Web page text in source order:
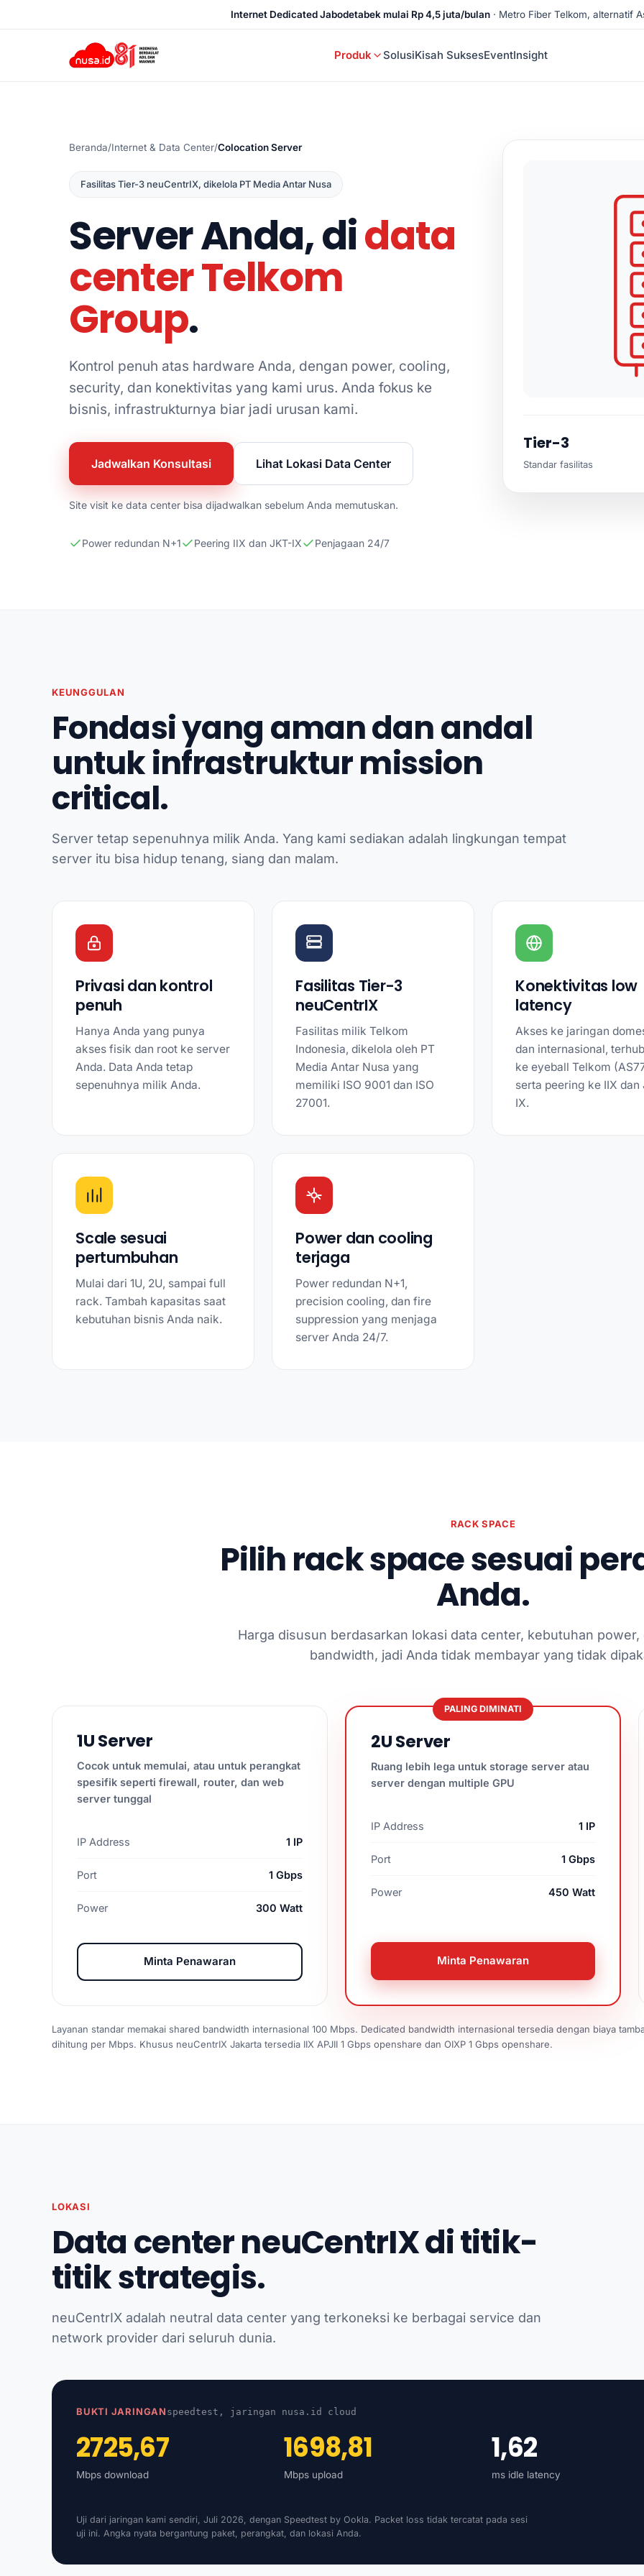
Internet Dedicated Jabodetabek mulai Rp 4,5 juta/bulan· Metro Fiber Telkom, alternatif
Produk SolusiKisah SuksesEventInsight
Beranda/Internet & Data Center/Colocation Server
Fasilitas Tier-3 neuCentrIX, dikelola PT Media Antar Nusa
Server Anda, didata
center Telkom
Group.
Kontrol penuh atas hardware Anda, dengan power, cooling,
security, dan konektivitas yang kami urus. Anda fokus ke
bisnis, infrastrukturnya biar jadi urusan kami.
Jadwalkan Konsultasi Lihat Lokasi Data Center
Site visit ke data center bisa dijadwalkan sebelum Anda memutuskan.
Power redundan N+1 Peering IIX dan JKT-IX Penjagaan 24/7
Tier-3
Standar fasilitas
KEUNGGULAN
Fondasi yang aman dan andal
untuk infrastruktur mission
critical.
Server tetap sepenuhnya milik Anda. Yang kami sediakan adalah lingkungan tempat
server itu bisa hidup tenang, siang dan malam.
Privasi dan kontrol
penuh
Hanya Anda yang punya
akses fisik dan root ke server
Anda. Data Anda tetap
sepenuhnya milik Anda.
Fasilitas Tier-3
neuCentrIX
Fasilitas milik Telkom
Indonesia, dikelola oleh PT
Media Antar Nusa yang
memiliki ISO 9001 dan ISO
27001.
Konektivitas low
latency
Akses ke jaringan
dan internasional,
ke eyeball Telkom
serta peering ke IIX dan
IX.
Scale sesuai
pertumbuhan
Mulai dari 1U, 2U, sampai full
rack. Tambah kapasitas saat
kebutuhan bisnis Anda naik.
Power dan cooling
terjaga
Power redundan N+1,
precision cooling, dan fire
suppression yang menjaga
server Anda 24/7.
RACK SPACE
Pilih rack space sesuai
Anda.
Harga disusun berdasarkan lokasi data center, kebutuhan power,
bandwidth, jadi Anda tidak membayar yang tidak
1U Server
Cocok untuk memulai, atau untuk perangkat
spesifik seperti firewall, router, dan web
server tunggal
IP Address 1 IP
Port 1 Gbps
Power 300 Watt
Minta Penawaran
PALING DIMINATI
2U Server
Ruang lebih lega untuk storage server atau
server dengan multiple GPU
IP Address 1 IP
Port 1 Gbps
Power 450 Watt
Minta Penawaran
Layanan standar memakai shared bandwidth internasional 100 Mbps. Dedicated bandwidth internasional tersedia dengan biaya
dihitung per Mbps. Khusus neuCentrIX Jakarta tersedia IIX APJII 1 Gbps openshare dan OIXP 1 Gbps openshare.
LOKASI
Data center neuCentrIX di titik-
titik strategis.
neuCentrIX adalah neutral data center yang terkoneksi ke berbagai service dan
network provider dari seluruh dunia.
BUKTI JARINGAN speedtest, jaringan nusa.id cloud
2725,67
Mbps download
1698,81
Mbps upload
1,62
ms idle latency
Uji dari jaringan kami sendiri, Juli 2026, dengan Speedtest by Ookla. Packet loss tidak tercatat pada sesi
uji ini. Angka nyata bergantung paket, perangkat, dan lokasi Anda.